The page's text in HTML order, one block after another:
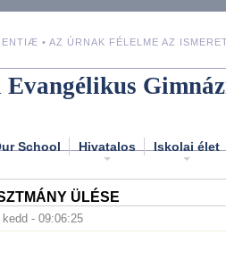
• AZ ÚRNAK FÉLELME AZ
Evangélikus
School Hivatalos Iskolai élet
ÜLÉSE
- 09:06:25